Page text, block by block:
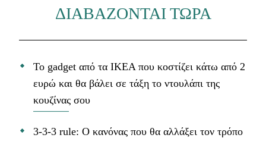
ΔΙΑΒΑΖΟΝΤΑΙ ΤΩΡΑ
Το gadget από τα IKEA που κοστίζει κάτω από 2
ευρώ και θα βάλει σε τάξη το ντουλάπι της
κουζίνας σου
3-3-3 rule: Ο κανόνας που θα αλλάξει τον τρόπο